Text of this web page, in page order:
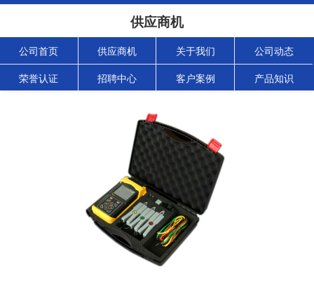
供应商机
公司首页 供应商机 关于我们 公司动态
荣誉认证 招聘中心 客户案例 产品知识